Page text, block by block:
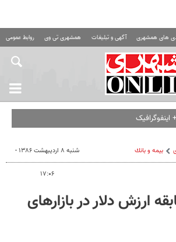
های همشهری آگهی و تبلیغات همشهری تی وی روابط عمومی
بيمه و بانك شنبه ۸ اردیبهشت ۱۳۸۶ -
۱۷:۰۶
ارزش دلار در بازارهای